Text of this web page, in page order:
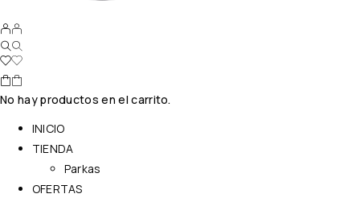
No hay productos en el carrito.
INICIO
TIENDA
Parkas
OFERTAS